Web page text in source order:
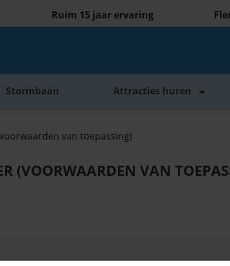
Ruim 15 jaar ervaring
Stormbaan Attracties huren
van toepassing)
(VOORWAARDEN VAN